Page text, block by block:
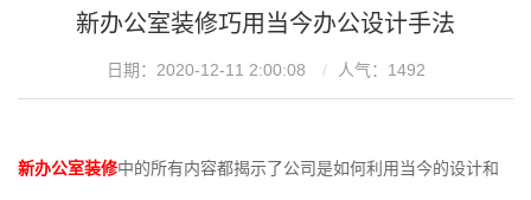
新办公室装修巧用当今办公设计手法
日期：2020-12-11 2:00:08 人气： 1492
新办公室装修中的所有内容都揭示了公司是如何利用当今的设计和